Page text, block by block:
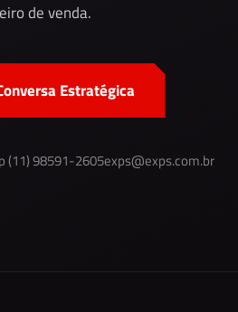
de venda.
Estratégica
(11) 98591-2605exps@exps.com.br